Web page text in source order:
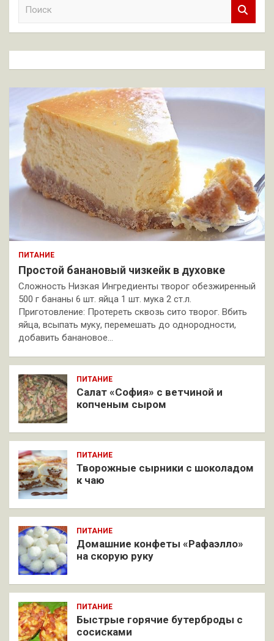
к
ПИТАНИЕ
Простой банановый чизкейк в духовке
Сложность Низкая Ингредиенты творог обезжиренный
500 г бананы 6 шт. яйца 1 шт. мука 2 ст.л.
Приготовление: Протереть сквозь сито творог. Вбить
яйца, всыпать муку, перемешать до однородности,
добавить банановое…
ПИТАНИЕ
Салат «София» с ветчиной и
копченым сыром
ПИТАНИЕ
Творожные сырники с шоколадом
к чаю
ПИТАНИЕ
Домашние конфеты «Рафаэлло»
на скорую руку
ПИТАНИЕ
Быстрые горячие бутерброды с
сосисками